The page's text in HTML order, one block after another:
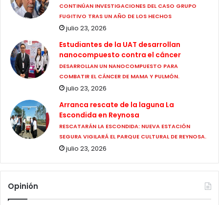
CONTINÚAN INVESTIGACIONES DEL CASO GRUPO
FUGITIVO TRAS UN AÑO DE LOS HECHOS
julio 23, 2026
Estudiantes de la UAT desarrollan
nanocompuesto contra el cáncer
DESARROLLAN UN NANOCOMPUESTO PARA
COMBATIR EL CÁNCER DE MAMA Y PULMÓN.
julio 23, 2026
Arranca rescate de la laguna La
Escondida en Reynosa
RESCATARÁN LA ESCONDIDA: NUEVA ESTACIÓN
SEGURA VIGILARÁ EL PARQUE CULTURAL DE REYNOSA.
julio 23, 2026
Opinión